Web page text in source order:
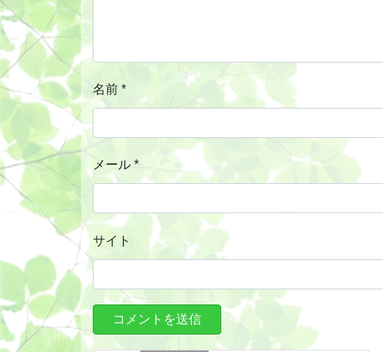
名前 *
メール *
サイト